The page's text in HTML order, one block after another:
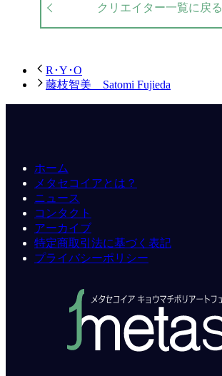
クリエイター一覧に戻る
R･Y･O
藤枝智美 Satomi Fujieda
ホーム
メタセコイアとは？
ニュース
コンタクト
アーカイブ
特定商取引法に基づく表記
プライバシーポリシー